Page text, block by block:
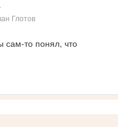
Глотов
сам-то понял, что